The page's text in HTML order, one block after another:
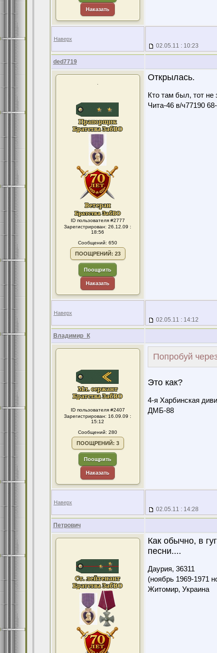
Наказать
Наверх
02.05.11 : 10:23
ded7719
.
ID пользователя #2777
Зарегистрирован: 26.12.09 :
18:56
Сообщений: 650
ПООЩРЕНИЙ: 23
Поощрить
Наказать
Открылась.
Кто там был, тот не
Чита-46 в/ч77190 68-
Наверх
02.05.11 : 14:12
Владимир_К
ID пользователя #2407
Зарегистрирован: 16.09.09 :
15:12
Сообщений: 280
ПООЩРЕНИЙ: 3
Поощрить
Наказать
Попробуй
Это как?
4-я Харбинская
ДМБ-88
Наверх
02.05.11 : 14:28
Петрович
Как обычно, в
песни....
Даурия, 36311
(ноябрь 1969-1971
Житомир, Украина